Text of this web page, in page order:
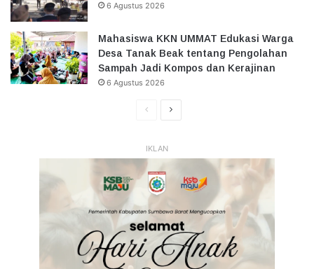
6 Agustus 2026
Mahasiswa KKN UMMAT Edukasi Warga
Desa Tanak Beak tentang Pengolahan
Sampah Jadi Kompos dan Kerajinan
6 Agustus 2026
HalamanHalaman
IKLAN